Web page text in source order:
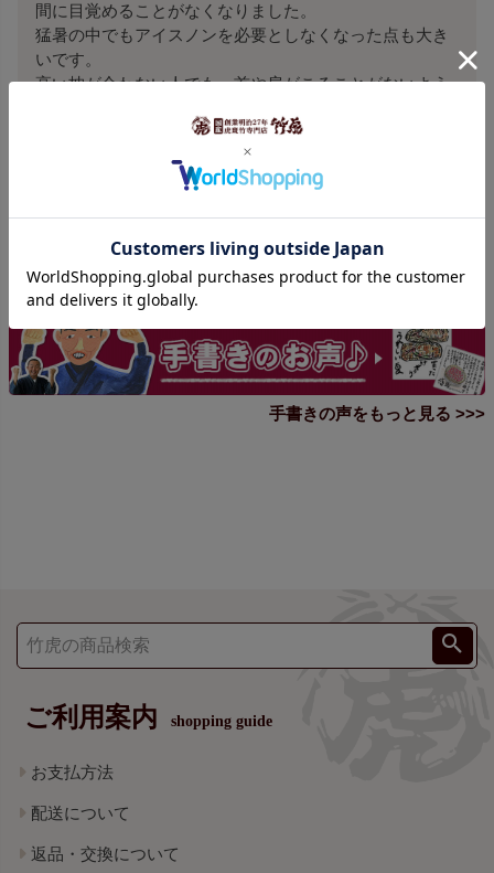
間に目覚めることがなくなりました。
猛暑の中でもアイスノンを必要としなくなった点も大き
いです。
高い枕が合わない人でも、首や肩がこることがないよう
素晴らしい商品を形にしてくださり、ありがとうござい
1件中
手書きで届いたお便りを見る
手書きの声をもっと見る >>>
ご利用案内 shopping guide
お支払方法
配送について
返品・交換について